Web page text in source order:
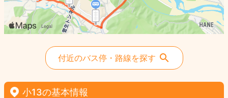
付近のバス停・路線を探す
小13の基本情報